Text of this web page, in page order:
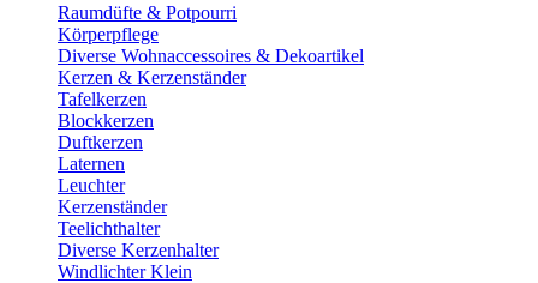
Raumdüfte & Potpourri
Körperpflege
Diverse Wohnaccessoires & Dekoartikel
Kerzen & Kerzenständer
Tafelkerzen
Blockkerzen
Duftkerzen
Laternen
Leuchter
Kerzenständer
Teelichthalter
Diverse Kerzenhalter
Windlichter Klein